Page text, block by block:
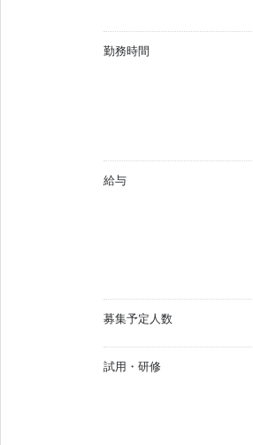
勤務時間
給与
募集予定人数
試用・研修